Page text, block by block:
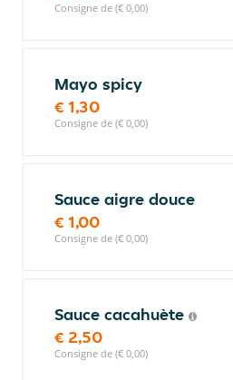
Consigne de (€ 0,00)
Mayo spicy
€ 1,30
Consigne de (€ 0,00)
Sauce aigre douce
€ 1,00
Consigne de (€ 0,00)
Sauce cacahuète
€ 2,50
Consigne de (€ 0,00)